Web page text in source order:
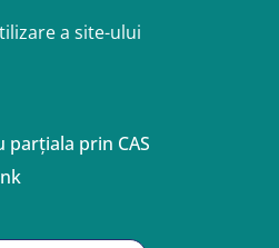
a site-ului
parțiala prin CAS